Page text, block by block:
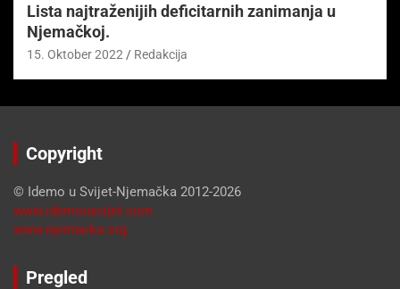
Lista najtraženijih deficitarnih zanimanja u
Njemačkoj.
15. Oktober 2022 Redakcija
Copyright
© Idemo u Svijet-Njemačka 2012-2026
www.idemousvijet.com
www.njemacka.org
Pregled